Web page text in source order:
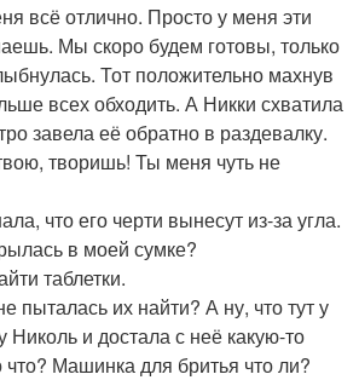
всё отлично. Просто у меня эти
Мы скоро будем готовы, только
Тот положительно махнув
всех обходить. А Никки схватила
завела её обратно в раздевалку.
творишь! Ты меня чуть не
что его черти вынесут из-за угла.
в моей сумке?
таблетки.
пыталась их найти? А ну, что тут у
Николь и достала с неё какую-то
что? Машинка для бритья что ли?